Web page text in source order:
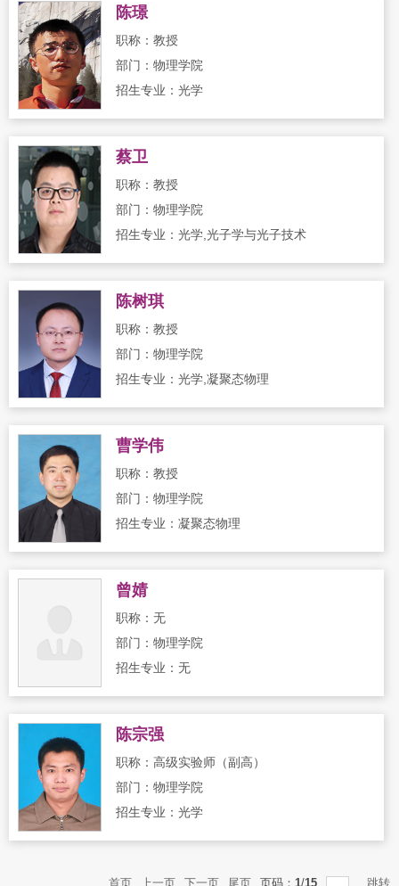
陈璟
职称：教授
部门：物理学院
招生专业：光学
蔡卫
职称：教授
部门：物理学院
招生专业：光学,光子学与光子技术
陈树琪
职称：教授
部门：物理学院
招生专业：光学,凝聚态物理
曹学伟
职称：教授
部门：物理学院
招生专业：凝聚态物理
曾婧
职称：无
部门：物理学院
招生专业：无
陈宗强
职称：高级实验师（副高）
部门：物理学院
招生专业：光学
首页 上一页 下一页 尾页 页码： 1/15 跳转